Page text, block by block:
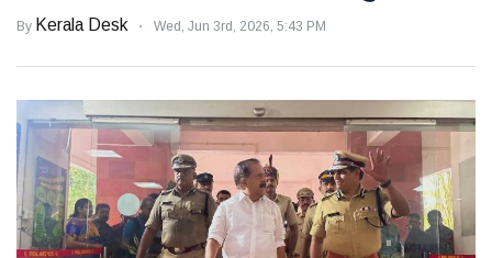
By Kerala Desk Wed, Jun 3rd, 2026, 5:43 PM